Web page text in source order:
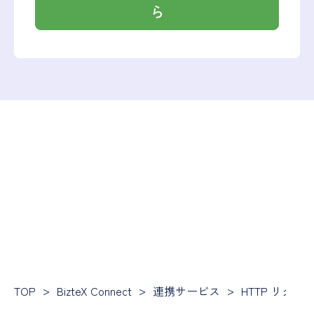
ら
TOP BizteX Connect 連携サービス HTTP リクエ